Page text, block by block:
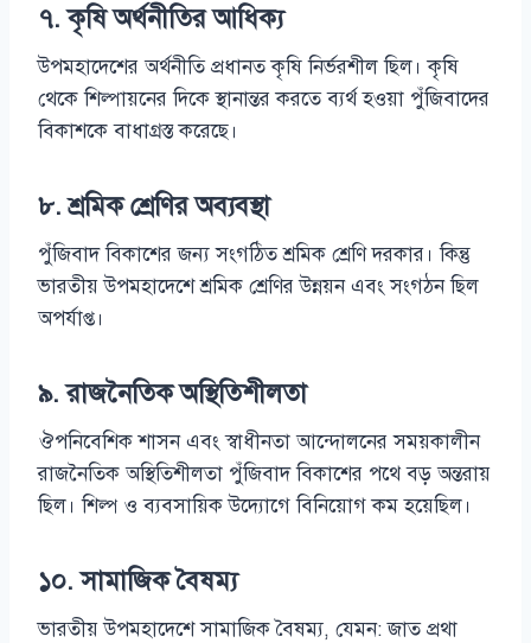
৭. কৃষি অর্থনীতির আধিক্য
উপমহাদেশের অর্থনীতি প্রধানত কৃষি নির্ভরশীল ছিল। কৃষি
থেকে শিল্পায়নের দিকে স্থানান্তর করতে ব্যর্থ হওয়া পুঁজিবাদের
বিকাশকে বাধাগ্রস্ত করেছে।
৮. শ্রমিক শ্রেণির অব্যবস্থা
পুঁজিবাদ বিকাশের জন্য সংগঠিত শ্রমিক শ্রেণি দরকার। কিন্তু
ভারতীয় উপমহাদেশে শ্রমিক শ্রেণির উন্নয়ন এবং সংগঠন ছিল
অপর্যাপ্ত।
৯. রাজনৈতিক অস্থিতিশীলতা
ঔপনিবেশিক শাসন এবং স্বাধীনতা আন্দোলনের সময়কালীন
রাজনৈতিক অস্থিতিশীলতা পুঁজিবাদ বিকাশের পথে বড় অন্তরায়
ছিল। শিল্প ও ব্যবসায়িক উদ্যোগে বিনিয়োগ কম হয়েছিল।
১০. সামাজিক বৈষম্য
ভারতীয় উপমহাদেশে সামাজিক বৈষম্য, যেমন: জাত প্রথা